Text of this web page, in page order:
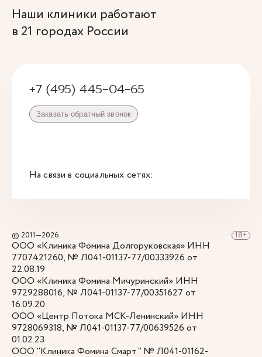
Наши клиники работают
в 21 городах России
+7 (495) 445-04-65
Заказать обратный звонок
На связи в социальных сетях:
© 2011—2026
ООО «Клиника Фомина Долгоруковская» ИНН
7707421260, № Л041-01137-77/00333926 от
22.08.19
ООО «Клиника Фомина Мичуринский» ИНН
9729288016, № Л041-01137-77/00351627 от
16.09.20
ООО «Центр Потока МСК-Ленинский» ИНН
9728069318, № Л041-01137-77/00639526 от
01.02.23
ООО "Клиника Фомина Смарт" № Л041-01162-